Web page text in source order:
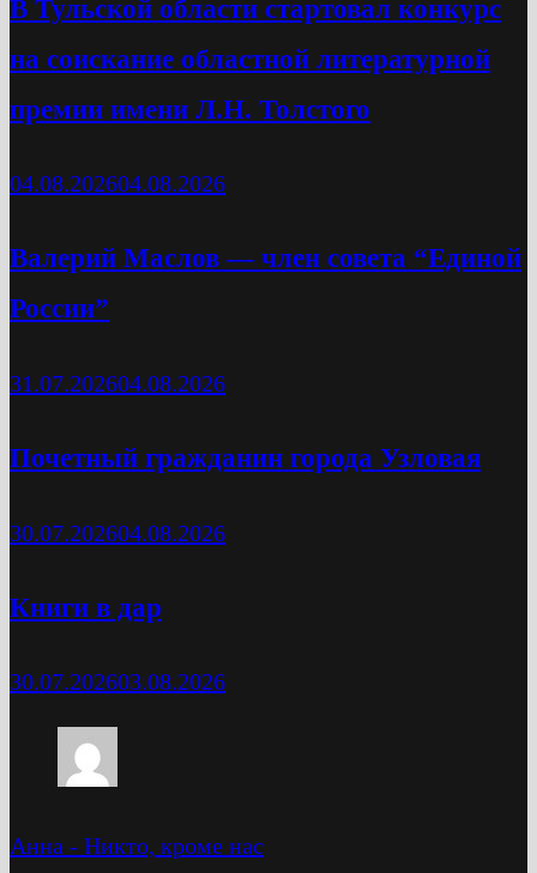
В Тульской области стартовал конкурс
на соискание областной литературной
премии имени Л.Н. Толстого
04.08.202604.08.2026
Валерий Маслов — член совета “Единой
России”
31.07.202604.08.2026
Почетный гражданин города Узловая
30.07.202604.08.2026
Книги в дар
30.07.202603.08.2026
Анна - Никто, кроме нас